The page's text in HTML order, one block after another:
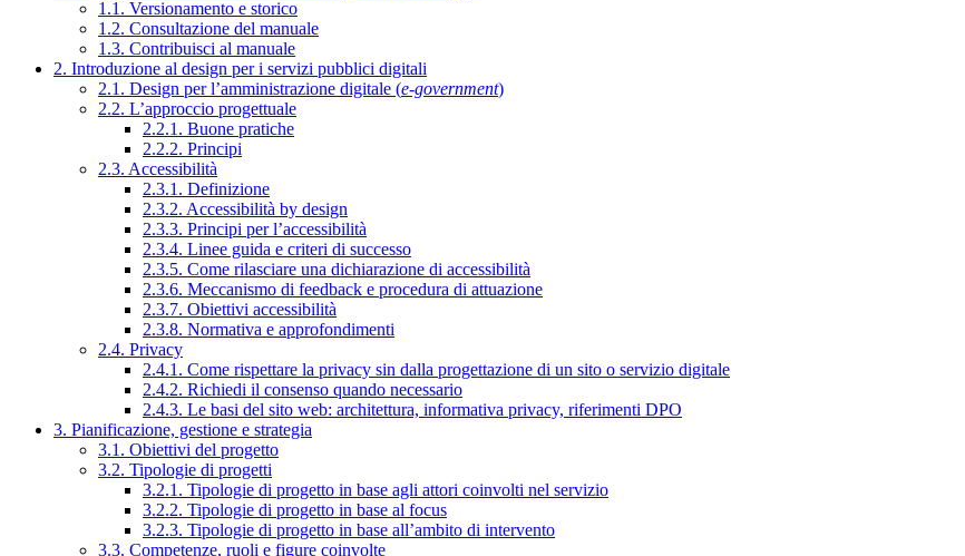
1.1. Versionamento e storico
1.2. Consultazione del manuale
1.3. Contribuisci al manuale
2. Introduzione al design per i servizi pubblici digitali
2.1. Design per l’amministrazione digitale (e-government)
2.2. L’approccio progettuale
2.2.1. Buone pratiche
2.2.2. Principi
2.3. Accessibilità
2.3.1. Definizione
2.3.2. Accessibilità by design
2.3.3. Principi per l’accessibilità
2.3.4. Linee guida e criteri di successo
2.3.5. Come rilasciare una dichiarazione di accessibilità
2.3.6. Meccanismo di feedback e procedura di attuazione
2.3.7. Obiettivi accessibilità
2.3.8. Normativa e approfondimenti
2.4. Privacy
2.4.1. Come rispettare la privacy sin dalla progettazione di un sito o servizio digitale
2.4.2. Richiedi il consenso quando necessario
2.4.3. Le basi del sito web: architettura, informativa privacy, riferimenti DPO
3. Pianificazione, gestione e strategia
3.1. Obiettivi del progetto
3.2. Tipologie di progetti
3.2.1. Tipologie di progetto in base agli attori coinvolti nel servizio
3.2.2. Tipologie di progetto in base al focus
3.2.3. Tipologie di progetto in base all’ambito di intervento
3.3. Competenze, ruoli e figure coinvolte